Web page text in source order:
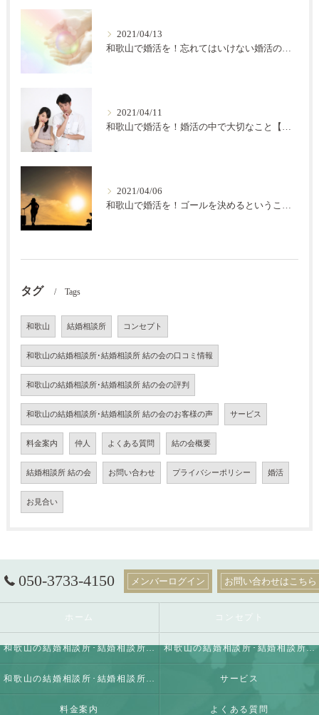
2021/04/13
和歌山で婚活を！忘れてはいけない婚活の秘訣【結の会】
2021/04/11
和歌山で婚活を！婚活の中で大切なこと【結の会】
2021/04/06
和歌山で婚活を！ゴールを決めるということ【結の会】
タグ Tags
和歌山 結婚相談所 コンセプト
和歌山の結婚相談所･結婚相談所 結の会の口コミ情報
和歌山の結婚相談所･結婚相談所 結の会の評判
和歌山の結婚相談所･結婚相談所 結の会のお客様の声 サービス
料金案内 仲人 よくある質問 結の会概要
結婚相談所 結の会 お問い合わせ プライバシーポリシー 婚活
お見合い
050-3733-4150 メンバーログイン お問い合わせはこちら
ホーム コンセプト
和歌山の結婚相談所･結婚相談所 結の会の口コミ情報 和歌山の結婚相談所･結婚相談所 結の会の評判
和歌山の結婚相談所･結婚相談所 結の会のお客様の声 サービス
料金案内 よくある質問